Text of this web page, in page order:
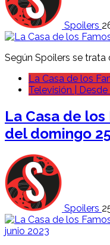
Spoilers
Según Spoilers se trata
La Casa de los
Televisión | Desde
La Casa de
del domingo
Spoilers